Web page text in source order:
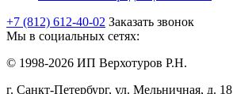
+7 (812) 612-40-02 Заказать звонок
Мы в социальных сетях:
© 1998-2026 ИП Верхотуров Р.Н.
г. Санкт-Петербург, ул. Мельничная, д. 18